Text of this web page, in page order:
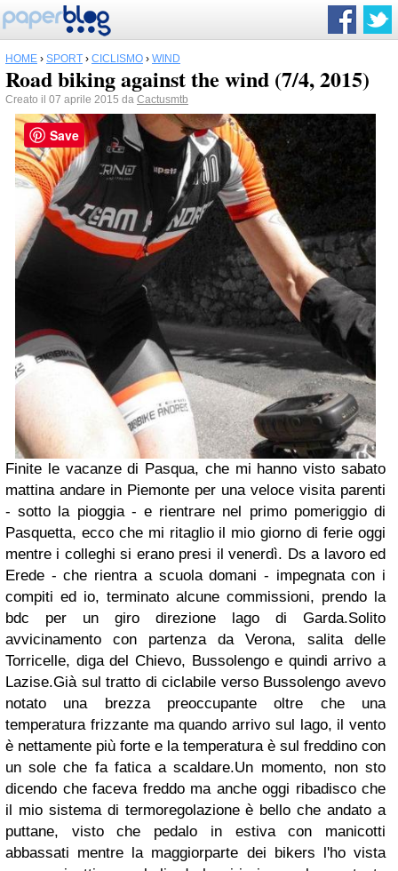
HOME › SPORT › CICLISMO › WIND
Road biking against the wind (7/4, 2015)
Creato il 07 aprile 2015 da Cactusmtb
Finite le vacanze di Pasqua, che mi hanno visto sabato
mattina andare in Piemonte per una veloce visita parenti
- sotto la pioggia - e rientrare nel primo pomeriggio di
Pasquetta, ecco che mi ritaglio il mio giorno di ferie oggi
mentre i colleghi si erano presi il venerdì. Ds a lavoro ed
Erede - che rientra a scuola domani - impegnata con i
compiti ed io, terminato alcune commissioni, prendo la
bdc per un giro direzione lago di Garda.Solito
avvicinamento con partenza da Verona, salita delle
Torricelle, diga del Chievo, Bussolengo e quindi arrivo a
Lazise.Già sul tratto di ciclabile verso Bussolengo avevo
notato una brezza preoccupante oltre che una
temperatura frizzante ma quando arrivo sul lago, il vento
è nettamente più forte e la temperatura è sul freddino con
un sole che fa fatica a scaldare.Un momento, non sto
dicendo che faceva freddo ma anche oggi ribadisco che
il mio sistema di termoregolazione è bello che andato a
puttane, visto che pedalo in estiva con manicotti
abbassati mentre la maggiorparte dei bikers l'ho vista
Save